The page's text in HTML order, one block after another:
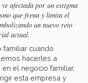
afectada por un estigma
que frena y limita el
un nuevo reto
actual.
familiar cuando
hacerles a
el negocio familiar,
esta empresa y